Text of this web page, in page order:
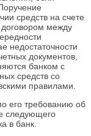
средств на счете
между
недостаточности
документов,
банком с
средств со
правилами.
его требованию об
следующего
в банк.